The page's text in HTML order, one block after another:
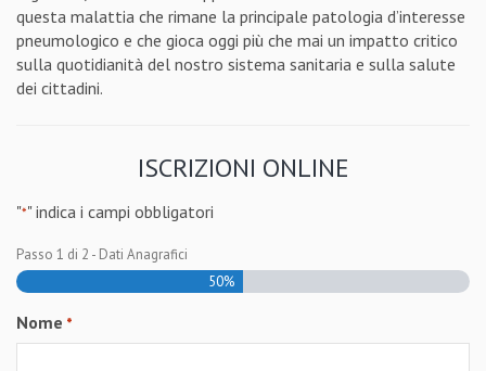
questa malattia che rimane la principale patologia d’interesse
pneumologico e che gioca oggi più che mai un impatto critico
sulla quotidianità del nostro sistema sanitaria e sulla salute
dei cittadini.
ISCRIZIONI ONLINE
"*" indica i campi obbligatori
Passo 1 di 2 - Dati Anagrafici
50%
Nome *